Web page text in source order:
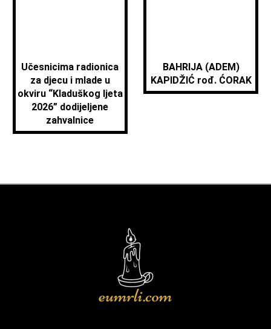
Učesnicima radionica
za djecu i mlade u
okviru “Kladuškog ljeta
2026” dodijeljene
zahvalnice
BAHRIJA (ADEM)
KAPIDŽIĆ rođ. ĆORAK